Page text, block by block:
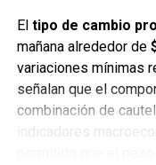
El tipo de cambio
mañana alrededor de
variaciones mínimas
señalan que el
combinación de
indicadores